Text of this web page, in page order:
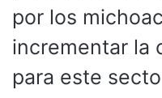
por los
incrementar la
para este